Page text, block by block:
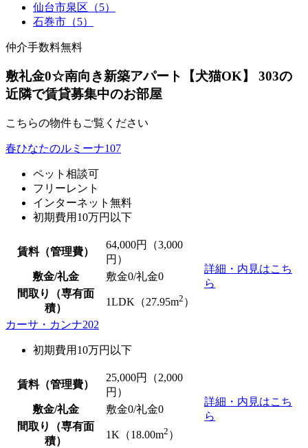
仙台市泉区（5）
石巻市（5）
仲介手数料無料
敷礼金0☆南向き新築アパート【犬猫OK】 303の
近隣で賃貸募集中のお部屋
こちらの物件もご覧ください
春ひなたのルミーナ107
ペット相談可
フリーレント
インターネット無料
初期費用10万円以下
賃料（管理費）
64,000円（3,000
円）
詳細・内見はこち
ら
敷金/礼金 敷金0/礼金0
間取り（専有面
積）
1LDK（27.95m2 ）
カーサ・カンナ202
初期費用10万円以下
賃料（管理費）
25,000円（2,000
円）
詳細・内見はこち
ら
敷金/礼金 敷金0/礼金0
間取り（専有面
積）
1K（18.00m2 ）